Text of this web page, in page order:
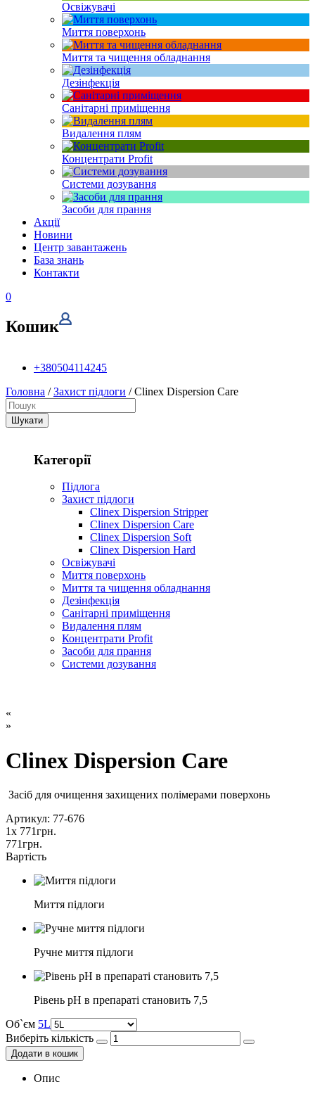
Освіжувачі
Миття поверхонь
Миття та чищення обладнання
Дезінфекція
Санітарні приміщення
Видалення плям
Концентрати Profit
Системи дозування
Засоби для прання
Акції
Новини
Центр завантажень
База знань
Контакти
0
Кошик
+380504114245
Головна /Захист підлоги / Clinex Dispersion Care
Шукати
Категорії
Підлога
Захист підлоги
Clinex Dispersion Stripper
Clinex Dispersion Care
Clinex Dispersion Soft
Clinex Dispersion Hard
Освіжувачі
Миття поверхонь
Миття та чищення обладнання
Дезінфекція
Санітарні приміщення
Видалення плям
Концентрати Profit
Засоби для прання
Системи дозування
«
»
Clinex Dispersion Care
Засіб для очищення захищених полімерами поверхонь
Артикул: 77-676
1x 771грн.
771грн.
Вартість
Миття підлоги
Ручне миття підлоги
Рівень рН в препараті становить 7,5
Об`єм 5L
Виберіть кількість
Додати в кошик
Опис